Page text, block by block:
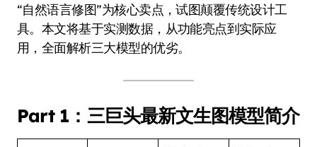
“自然语言修图”为核心卖点，试图颠覆传统设计工
具。本文将基于实测数据，从功能亮点到实际应
用，全面解析三大模型的优劣。
Part 1：三巨头最新文生图模型简介